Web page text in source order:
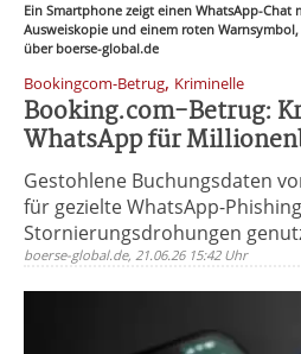
Ein Smartphone zeigt einen WhatsApp-Chat
Ausweiskopie und einem roten
über boerse-global.de
Bookingcom-Betrug, Kriminelle
Booking.com-Betrug:
WhatsApp für
Gestohlene Buchungsdaten
für gezielte WhatsApp-
Stornierungsdrohungen
boerse-global.de, 21.06.26 15:42 Uhr